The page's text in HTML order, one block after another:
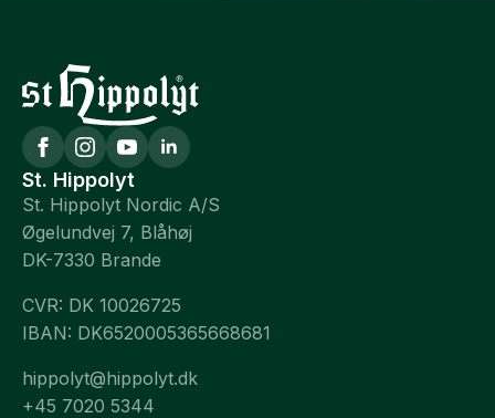
St. Hippolyt
St. Hippolyt Nordic A/S
Øgelundvej 7, Blåhøj
DK-7330 Brande
CVR: DK 10026725
IBAN: DK6520005365668681
hippolyt@hippolyt.dk
+45 7020 5344